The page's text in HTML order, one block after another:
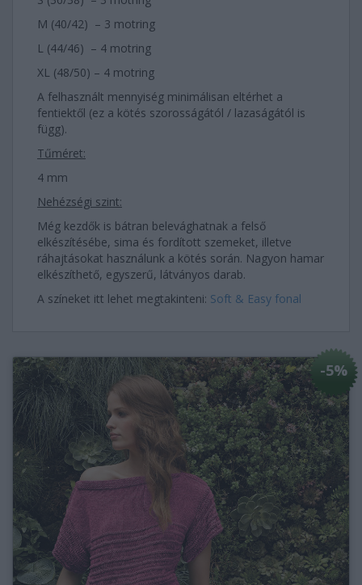
M (40/42) – 3 motring
L (44/46) – 4 motring
XL (48/50) – 4 motring
A felhasznált mennyiség minimálisan eltérhet a
fentiektől (ez a kötés szorosságától / lazaságától is
függ).
Tűméret:
4 mm
Nehézségi szint:
Még kezdők is bátran belevághatnak a felső
elkészítésébe, sima és fordított szemeket, illetve
ráhajtásokat használunk a kötés során. Nagyon hamar
elkészíthető, egyszerű, látványos darab.
A színeket itt lehet megtakinteni: Soft & Easy fonal
-5%